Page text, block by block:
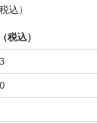
込）
税込）